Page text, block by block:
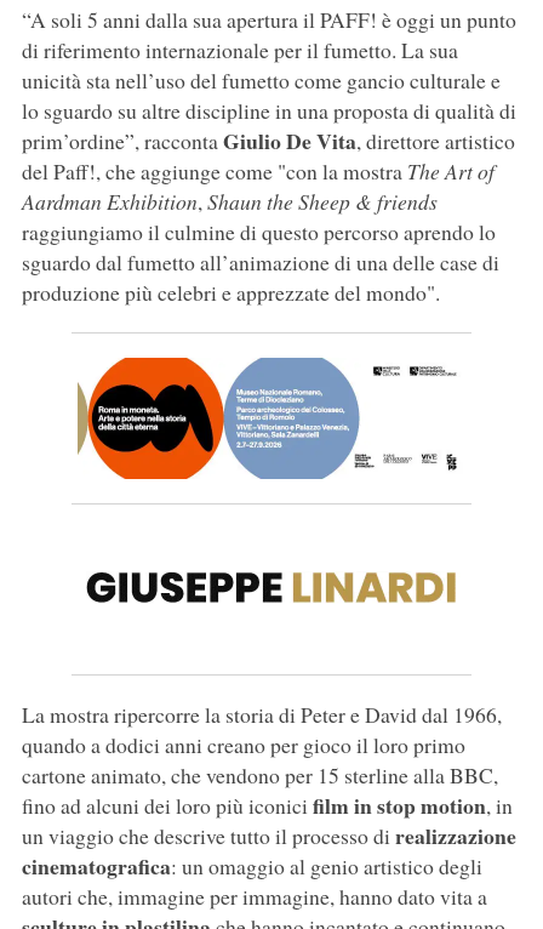
“A soli 5 anni dalla sua apertura il PAFF! è oggi un punto
di riferimento internazionale per il fumetto. La sua
unicità sta nell’uso del fumetto come gancio culturale e
lo sguardo su altre discipline in una proposta di qualità di
prim’ordine”, raccontaGiulio De Vita, direttore artistico
del Paff!, che aggiunge come "con la mostra The Art of
Aardman Exhibition,Shaun the Sheep & friends
raggiungiamo il culmine di questo percorso aprendo lo
sguardo dal fumetto all’animazione di una delle case di
produzione più celebri e apprezzate del mondo".
La mostra ripercorre la storia di Peter e David dal 1966,
quando a dodici anni creano per gioco il loro primo
cartone animato, che vendono per 15 sterline alla BBC,
fino ad alcuni dei loro più iconici film in stop motion, in
un viaggio che descrive tutto il processo di realizzazione
cinematografica: un omaggio al genio artistico degli
autori che, immagine per immagine, hanno dato vita a